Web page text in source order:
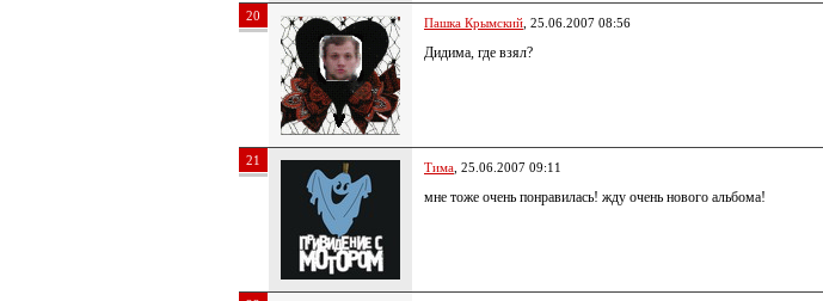
20 Пашка Крымский , 25.06.2007 08:56
Дидима, где взял?
21 Тима , 25.06.2007 09:11
мне тоже очень понравилась! жду очень нового альбома!